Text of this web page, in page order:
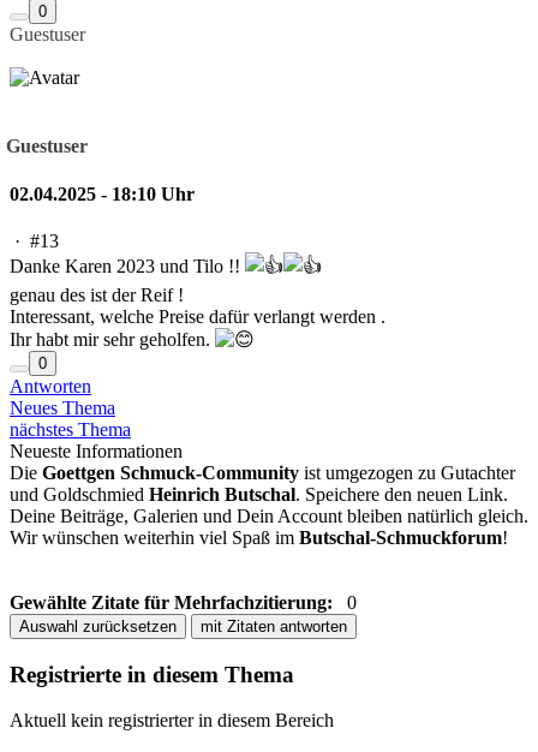
0
Guestuser
Guestuser
02.04.2025 - 18:10 Uhr
· #13
Danke Karen 2023 und Tilo !!
genau des ist der Reif !
Interessant, welche Preise dafür verlangt werden .
Ihr habt mir sehr geholfen.
0
Antworten
Neues Thema
nächstes Thema
Neueste Informationen
Die Goettgen Schmuck-Community ist umgezogen zu Gutachter
und Goldschmied Heinrich Butschal. Speichere den neuen Link.
Deine Beiträge, Galerien und Dein Account bleiben natürlich gleich.
Wir wünschen weiterhin viel Spaß im Butschal-Schmuckforum!
Gewählte Zitate für Mehrfachzitierung: 0
Auswahl zurücksetzen mit Zitaten antworten
Registrierte in diesem Thema
Aktuell kein registrierter in diesem Bereich